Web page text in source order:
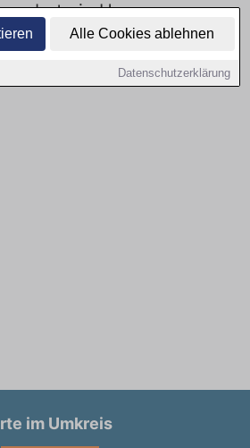
Alle Cookies ablehnen
Datenschutzerklärung
in Husum
in Husum
im Umkreis